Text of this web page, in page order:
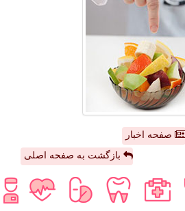
صفحه اخبار
بازگشت به صفحه اصلی